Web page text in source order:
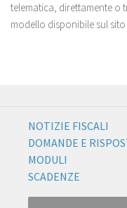
telematica, direttamente o
modello disponibile sul sito
NOTIZIE FISCALI
DOMANDE E
MODULI
SCADENZE